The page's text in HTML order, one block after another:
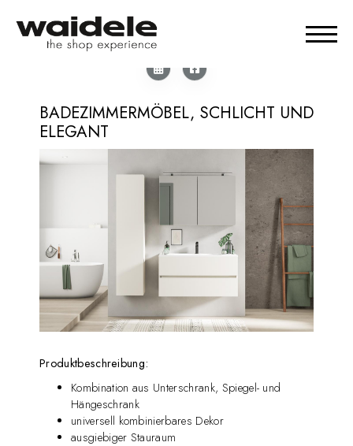
BADEZIMMERMÖBEL, SCHLICHT UND
ELEGANT
Produktbeschreibung:
Kombination aus Unterschrank, Spiegel- und
Hängeschrank
universell kombinierbares Dekor
ausgiebiger Stauraum